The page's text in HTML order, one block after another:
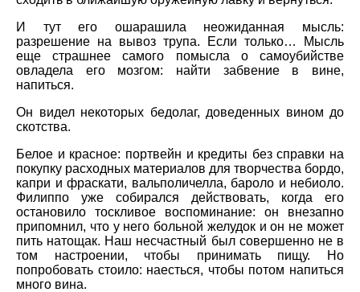
И тут его ошарашила неожиданная мысль:
разрешение на вывоз трупа. Если только… Мысль
еще страшнее самого помысла о самоубийстве
овладела его мозгом: найти забвение в вине,
напиться.
Он видел некоторых бедолаг, доведенных вином до
скотства.
Белое и красное: портвейн и кредиты без справки на
покупку расходных материалов для творчества бордо,
капри и фраскати, вальполичелла, бароло и небиоло.
Филиппо уже собирался действовать, когда его
остановило тоскливое воспоминание: он внезапно
припомнил, что у него больной желудок и он не может
пить натощак. Наш несчастный был совершенно не в
том настроении, чтобы принимать пищу. Но
попробовать стоило: наесться, чтобы потом напиться
много вина.